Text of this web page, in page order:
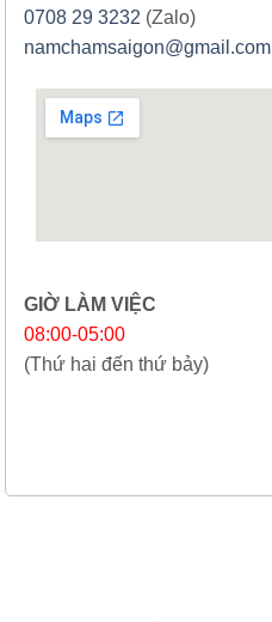
0708 29 3232 (Zalo)
namchamsaigon@gmail.com
GIỜ LÀM VIỆC
08:00-05:00
(Thứ hai đến thứ bảy)